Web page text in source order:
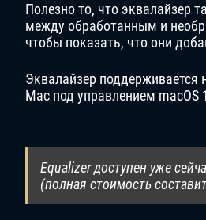
Полезно то, что эквалайзер
между обработанным и
чтобы показать, что они
Эквалайзер
Mac под управлением macOS
Equalizer доступен уже
(полная стоимость